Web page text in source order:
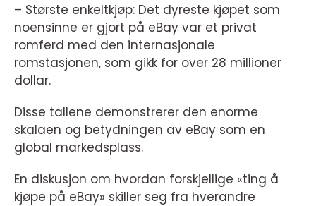
– Største enkeltkjøp: Det dyreste kjøpet som
noensinne er gjort på eBay var et privat
romferd med den internasjonale
romstasjonen, som gikk for over 28 millioner
dollar.
Disse tallene demonstrerer den enorme
skalaen og betydningen av eBay som en
global markedsplass.
En diskusjon om hvordan forskjellige «ting å
kjøpe på eBay» skiller seg fra hverandre